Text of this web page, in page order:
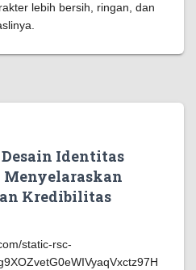
lebih bersih, ringan, dan
Identitas
Menyelaraskan
Kredibilitas